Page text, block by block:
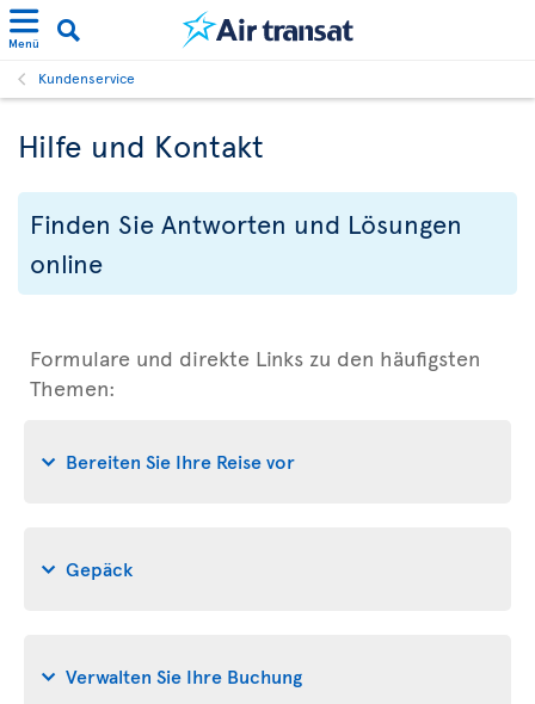
Menü
Kundenservice
Hilfe und Kontakt
Finden Sie Antworten und Lösungen
online
Formulare und direkte Links zu den häufigsten
Themen:
Bereiten Sie Ihre Reise vor
Gepäck
Verwalten Sie Ihre Buchung